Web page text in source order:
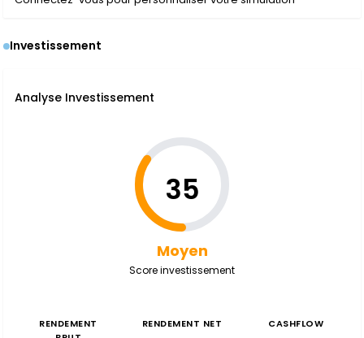
Investissement
Analyse Investissement
35
Moyen
Score investissement
RENDEMENT
RENDEMENT NET CASHFLOW